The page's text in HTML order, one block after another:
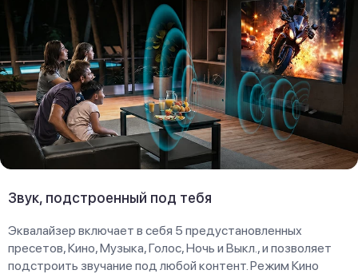
Звук, подстроенный под тебя
Эквалайзер включает в себя 5 предустановленных
пресетов, Кино, Музыка, Голос, Ночь и Выкл., и позволяет
подстроить звучание под любой контент. Режим Кино